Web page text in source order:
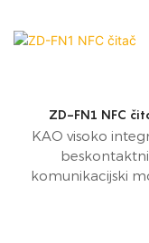
ZD-FN1 NFC
KAO visoko
beskontaktni
komunikacijski